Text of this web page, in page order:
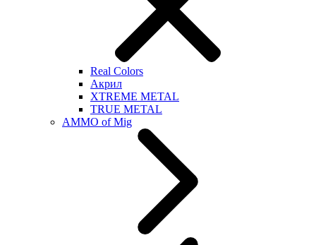
Real Colors
Акрил
XTREME METAL
TRUE METAL
AMMO of Mig